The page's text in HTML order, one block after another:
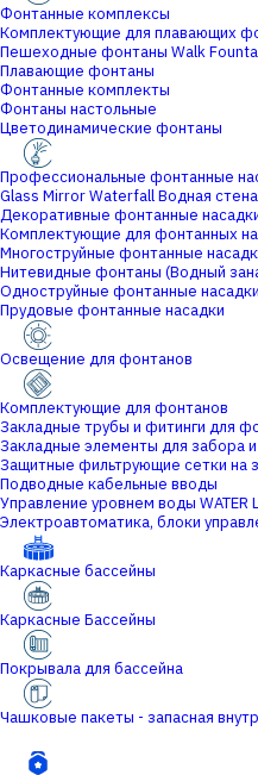
Фонтанные комплексы
Комплектующие для плавающих
Пешеходные фонтаны Walk
Плавающие фонтаны
Фонтанные комплекты
Фонтаны настольные
Цветодинамические фонтаны
Профессиональные фонтанные
Glass Mirror Waterfall Водная стена
Декоративные фонтанные
Комплектующие для фонтанных
Многоструйные фонтанные
Нитевидные фонтаны (Водный
Одноструйные фонтанные насадки
Прудовые фонтанные насадки
Освещение для фонтанов
Комплектующие для фонтанов
Закладные трубы и фитинги для
Закладные элементы для забора
Защитные фильтрующие сетки на
Подводные кабельные вводы
Управление уровнем воды WATER
Электроавтоматика, блоки
Каркасные бассейны
Каркасные Бассейны
Покрывала для бассейна
Чашковые пакеты - запасная